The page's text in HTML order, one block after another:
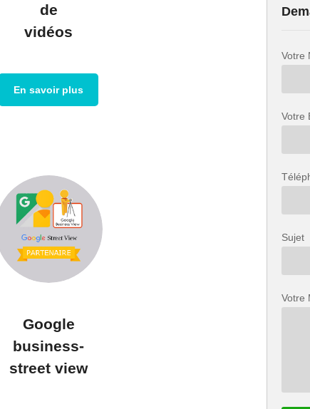
de
vidéos
En savoir plus
Google
business-
street view
Votre
Votre
Sujet
Votre